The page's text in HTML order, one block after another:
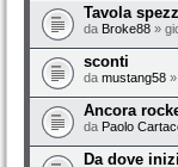
Tavola
da Broke88 »
sconti
da mustang58
Ancora
da Paolo
Da dove